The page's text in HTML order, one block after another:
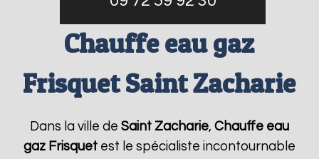
Chauffe eau gaz
Frisquet Saint Zacharie
Dans la ville de Saint Zacharie, Chauffe eau
gaz Frisquetest le spécialiste incontournable